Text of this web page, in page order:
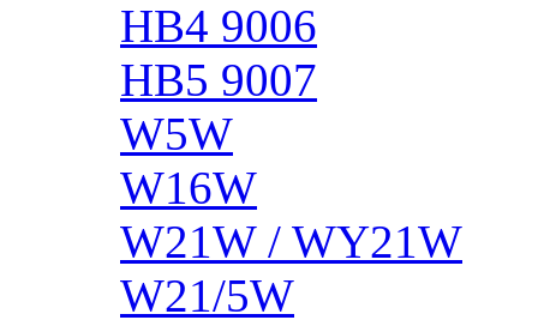
HB4 9006
HB5 9007
W5W
W16W
W21W / WY21W
W21/5W